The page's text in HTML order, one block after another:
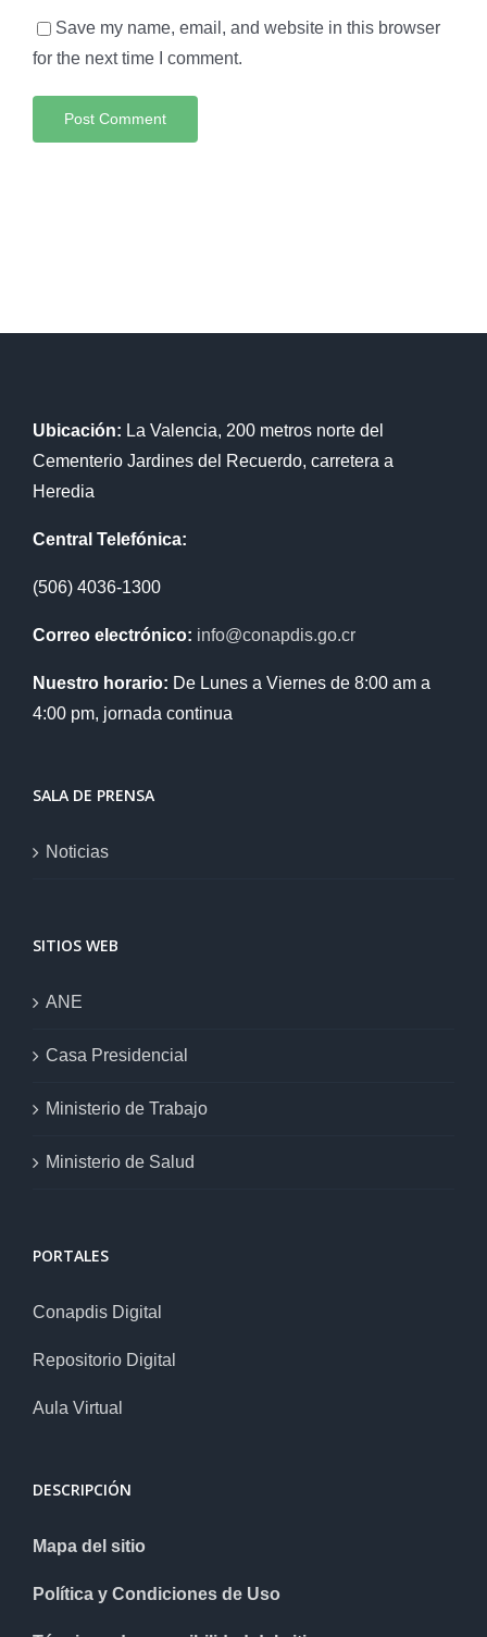
Save my name, email, and website in this browser
for the next time I comment.
Ubicación: La Valencia, 200 metros norte del
Cementerio Jardines del Recuerdo, carretera a
Heredia
Central Telefónica:
(506) 4036-1300
Correo electrónico: info@conapdis.go.cr
Nuestro horario: De Lunes a Viernes de 8:00 am a
4:00 pm, jornada continua
SALA DE PRENSA
Noticias
SITIOS WEB
ANE
Casa Presidencial
Ministerio de Trabajo
Ministerio de Salud
PORTALES
Conapdis Digital
Repositorio Digital
Aula Virtual
DESCRIPCIÓN
Mapa del sitio
Política y Condiciones de Uso